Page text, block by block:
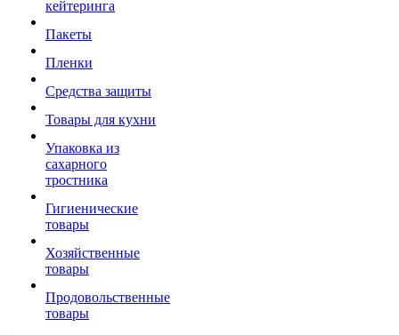
кейтеринга
Пакеты
Пленки
Средства защиты
Товары для кухни
Упаковка из
сахарного
тростника
Гигиенические
товары
Хозяйственные
товары
Продовольственные
товары